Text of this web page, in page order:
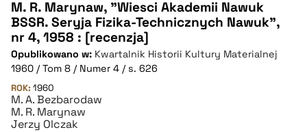
M. R. Marynaw, "Wiesci Akademii Nawuk
BSSR. Seryja Fizika-Technicznych Nawuk",
nr 4, 1958 : [recenzja]
Opublikowano w: Kwartalnik Historii Kultury Materialnej
1960 / Tom 8 / Numer 4 / s. 626
ROK: 1960
M. A. Bezbarodaw
M. R. Marynaw
Jerzy Olczak